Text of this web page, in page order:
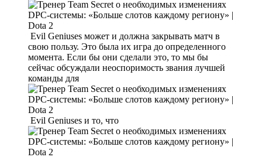
Evil Geniuses может и должна закрывать матч в
свою пользу. Это была их игра до определенного
момента. Если бы они сделали это, то мы бы
сейчас обсуждали неоспоримость звания лучшей
команды для
Evil Geniuses и то, что